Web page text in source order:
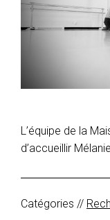
L’équipe de la
d’accueillir
Catégories //